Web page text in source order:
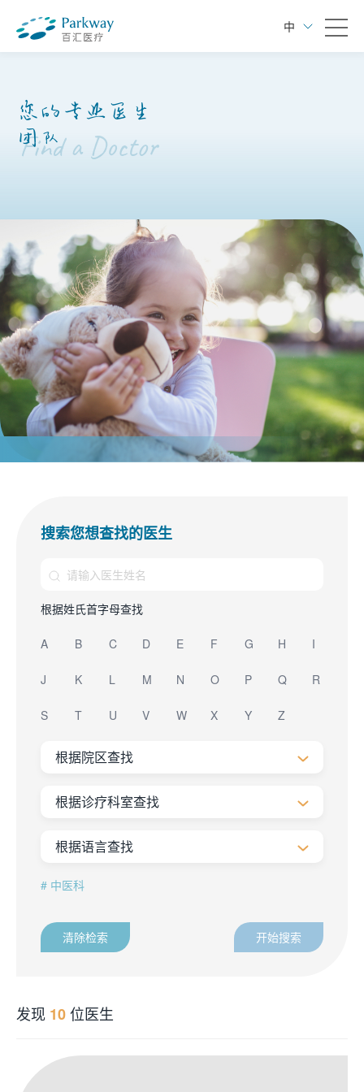
中
您的专业医生
团队
Find a Doctor
搜索您想查找的医生
根据姓氏首字母查找
A B C D E F G H I
J K L M N O P Q R
S T U V W X Y Z
根据院区查找
根据诊疗科室查找
根据语言查找
中医科
清除检索 开始搜索
发现 10 位医生